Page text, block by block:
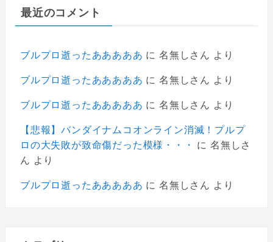
最近のコメント
ブルプロ逝ったあああああ に 名無しさん より
ブルプロ逝ったあああああ に 名無しさん より
ブルプロ逝ったあああああ に 名無しさん より
【悲報】バンダイナムコオンライン消滅！プルプ
ロの大失敗が致命傷だった模様・・・
に 名無しさ
ん より
ブルプロ逝ったあああああ に 名無しさん より